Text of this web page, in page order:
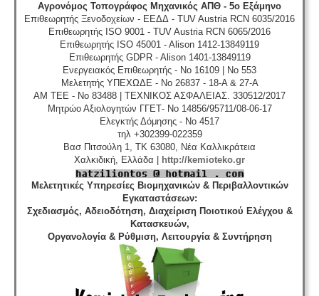
Αγρονόμος Τοπογράφος Μηχανικός ΑΠΘ - 5ο Εξάμηνο
Επιθεωρητής Ξενοδοχείων - ΕΕΔΔ - TUV Austria RCN 6035/2016
Επιθεωρητής ISO 9001 - TUV Austria RCN 6065/2016
Επιθεωρητής ISO 45001 - Alison 1412-13849119
Επιθεωρητής GDPR - Alison 1401-13849119
Ενεργειακός Επιθεωρητής - No 16109 | No 553
Μελετητής ΥΠΕΧΩΔΕ - No 26837 - 18-A & 27-A
ΑΜ ΤΕΕ - No 83488 | ΤΕΧΝΙΚΟΣ ΑΣΦΑΛΕΙΑΣ. 330512/2017
Μητρώο Αξιολογητών ΓΓΕΤ- No 14856/95711/08-06-17
Ελεγκτής Δόμησης - No 4517
τηλ +302399-022359
Βασ Πιτσούλη 1, TK 63080, Νέα Καλλικράτεια
Χαλκιδική, Ελλάδα |
http://kemioteko.gr
Μελετητικές Υπηρεσίες Βιομηχανικών & Περιβαλλοντικών
Εγκαταστάσεων:
Σχεδιασμός, Αδειοδότηση, Διαχείριση Ποιοτικού Ελέγχου &
Κατασκευών,
Οργανολογία & Ρύθμιση, Λειτουργία & Συντήρηση